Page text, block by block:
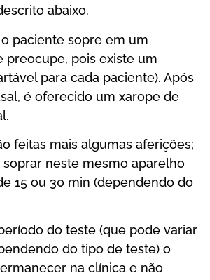
abaixo.
paciente sopre em um
preocupe, pois existe um
para cada paciente). Após
é oferecido um xarope de
feitas mais algumas aferições;
neste mesmo aparelho
15 ou 30 min (dependendo do
do teste (que pode variar
do tipo de teste) o
na clínica e não